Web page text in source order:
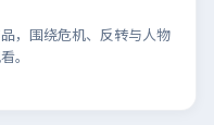
，围绕危机、反转与人物
。